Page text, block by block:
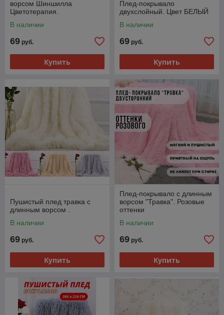
ворсом Шиншилла
Цветотерапия.
В наличии
69 руб.
Купить
Плед-покрывало
двухслойный. Цвет БЕЛЫЙ
В наличии
69 руб.
Купить
Пушистый плед травка с
длинным ворсом .
В наличии
69 руб.
Купить
Плед-покрывало с длинным
ворсом "Травка". Розовые
оттенки
В наличии
69 руб.
Купить